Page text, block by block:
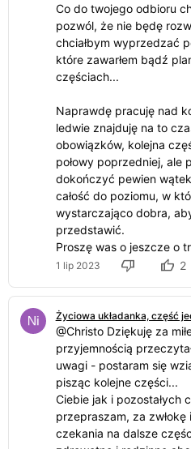
Co do twojego odbioru
pozwól, że nie będę
chciałbym wyprzedzać
które zawarłem bądź
częściach...
Naprawdę pracuję nad
ledwie znajduję na to
obowiązków, kolejna
połowy poprzedniej, ale
dokończyć pewien
całość do poziomu, w
wystarczająco dobra,
przedstawić.
Proszę was o jeszcze o
1 lip 2023 2
Życiowa układanka, część
@Christo Dziękuję za
przyjemnością
uwagi - postaram się
pisząc kolejne części...
Ciebie jak i pozostałych
przepraszam, za zwłokę
czekania na dalsze